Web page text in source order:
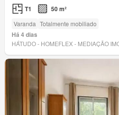
T1 50 m²
Varanda Totalmente mobiliado
Há 4 dias
HÁTUDO - HOMEFLEX - MEDIAÇÃO